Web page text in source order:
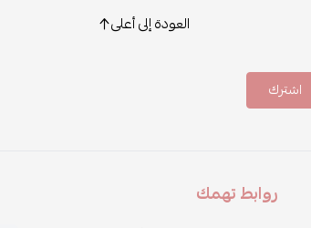
العودة إلى أعلى
اشترك
روابط تهمك